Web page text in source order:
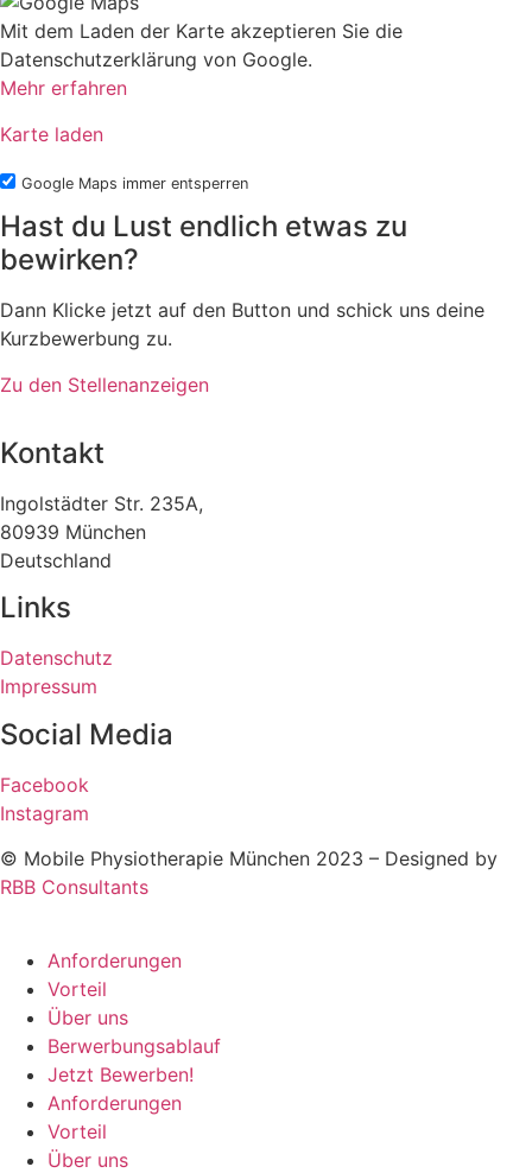
Mit dem Laden der Karte akzeptieren Sie die
Datenschutzerklärung von Google.
Mehr erfahren
Karte laden
Google Maps immer entsperren
Hast du Lust endlich etwas zu
bewirken?
Dann Klicke jetzt auf den Button und schick uns deine
Kurzbewerbung zu.
Zu den Stellenanzeigen
Kontakt
Ingolstädter Str. 235A,
80939 München
Deutschland
Links
Datenschutz
Impressum
Social Media
Facebook
Instagram
© Mobile Physiotherapie München 2023 – Designed by
RBB Consultants
Anforderungen
Vorteil
Über uns
Berwerbungsablauf
Jetzt Bewerben!
Anforderungen
Vorteil
Über uns